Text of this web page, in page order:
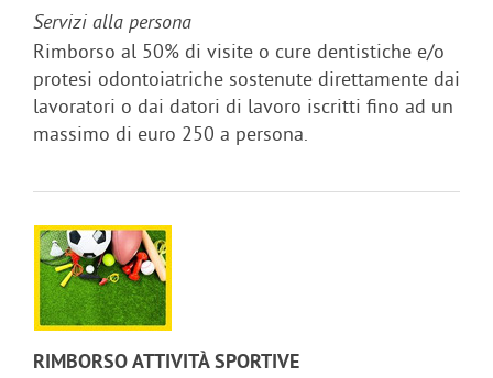
Servizi alla persona
Rimborso al 50% di visite o cure dentistiche e/o
protesi odontoiatriche sostenute direttamente dai
lavoratori o dai datori di lavoro iscritti fino ad un
massimo di euro 250 a persona.
RIMBORSO ATTIVITÀ SPORTIVE